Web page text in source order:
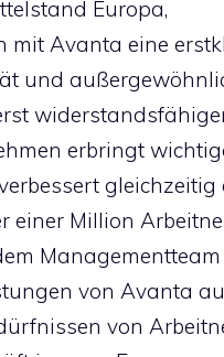
Europa,
mit Avanta eine
und
erbringt
gleichzeitig
einer Million
von Avanta
von